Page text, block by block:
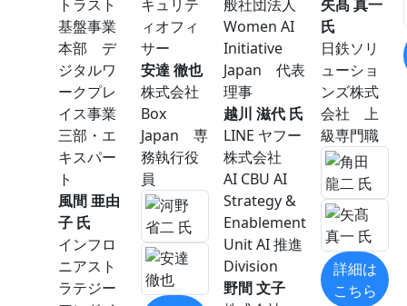
トラスト
基盤事業
本部 デ
ジタルワ
ークプレ
イス事業
三部・エ
キスパー
ト
風間 亜由
子 氏
インフロ
ニアスト
ラテジー
キュリテ
ィオフィ
サー
安達 徹也
株式会社
Box
Japan 専
務執行役
員
般社団法人
Women AI
Initiative
Japan 代表
理事
越川 滋代 氏
LINE ヤフー
株式会社
AI CBU AI
Strategy &
Enablement
Unit AI 推進
Division
野間 文子
矢髙 真一
氏
日鉄ソリ
ューショ
ンズ株式
会社 上
級専門職
詳細は
こちら